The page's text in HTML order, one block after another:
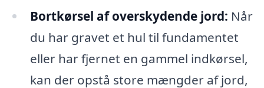
Bortkørsel af overskydende jord: Når
du har gravet et hul til fundamentet
eller har fjernet en gammel indkørsel,
kan der opstå store mængder af jord,